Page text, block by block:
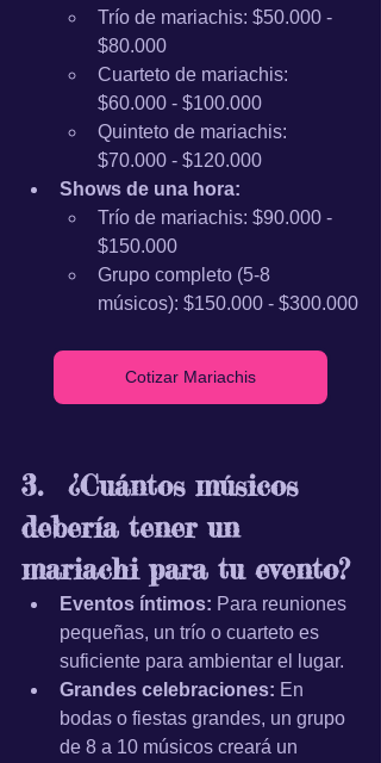
Trío de mariachis: $50.000 -
$80.000
Cuarteto de mariachis:
$60.000 - $100.000
Quinteto de mariachis:
$70.000 - $120.000
Shows de una hora:
Trío de mariachis: $90.000 -
$150.000
Grupo completo (5-8
músicos): $150.000 - $300.000
Cotizar Mariachis
3.	¿Cuántos músicos
debería tener un
mariachi para tu evento?
Eventos íntimos: Para reuniones
pequeñas, un trío o cuarteto es
suficiente para ambientar el lugar.
Grandes celebraciones: En
bodas o fiestas grandes, un grupo
de 8 a 10 músicos creará un